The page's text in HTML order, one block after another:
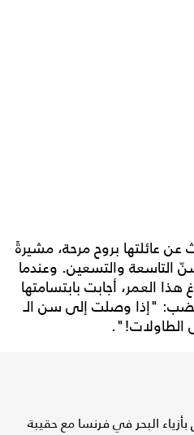
عن عائلتها بروح مرحة، مشيرةً
التاسعة والتسعين. وعندما
العمر، أجابت بابتسامتها
"إذا وصلت إلى سن الـ
بأزياء البحر في فرنسا مع حقيبة